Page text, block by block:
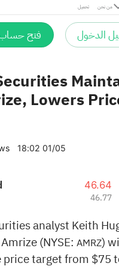
تحميل من نحن
الدخول فتح
Lowers
18:02 01/05
46.64
46.77
analyst Keith
(NYSE: AMRZ)
target from $75